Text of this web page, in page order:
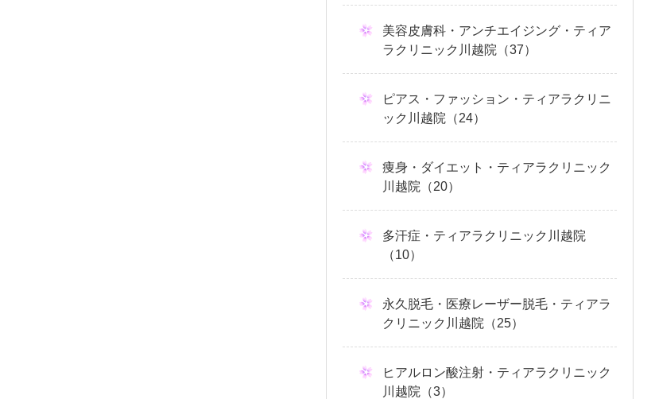
美容皮膚科・アンチエイジング・ティア
ラクリニック川越院（37）
ピアス・ファッション・ティアラクリニ
ック川越院（24）
痩身・ダイエット・ティアラクリニック
川越院（20）
多汗症・ティアラクリニック川越院
（10）
永久脱毛・医療レーザー脱毛・ティアラ
クリニック川越院（25）
ヒアルロン酸注射・ティアラクリニック
川越院（3）